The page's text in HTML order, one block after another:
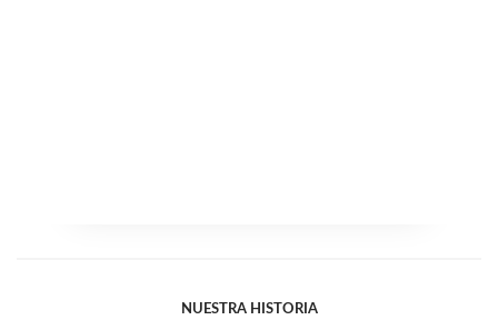
NUESTRA HISTORIA